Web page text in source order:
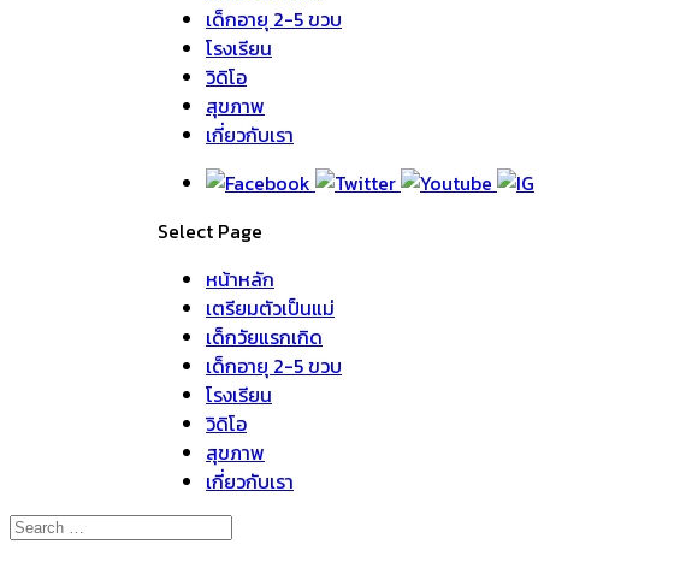
เด็กอายุ 2-5 ขวบ
โรงเรียน
วิดิโอ
สุขภาพ
เกี่ยวกับเรา
Select Page
หน้าหลัก
เตรียมตัวเป็นแม่
เด็กวัยแรกเกิด
เด็กอายุ 2-5 ขวบ
โรงเรียน
วิดิโอ
สุขภาพ
เกี่ยวกับเรา